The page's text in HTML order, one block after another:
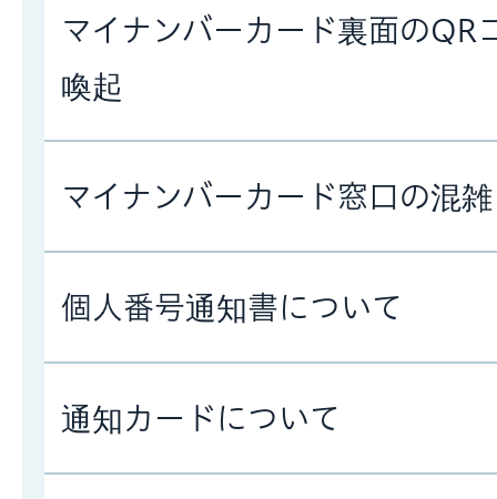
マイナンバーカード裏面のQR
喚起
マイナンバーカード窓口の混
個人番号通知書について
通知カードについて